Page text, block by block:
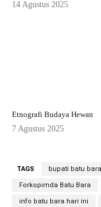
14 Agustus 2025
Etnografi Budaya Hewan
7 Agustus 2025
TAGS bupati batu
Forkopimda Batu Bara
info batu bara hari ini